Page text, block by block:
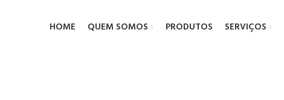
HOME QUEM SOMOS PRODUTOS SERVIÇOS